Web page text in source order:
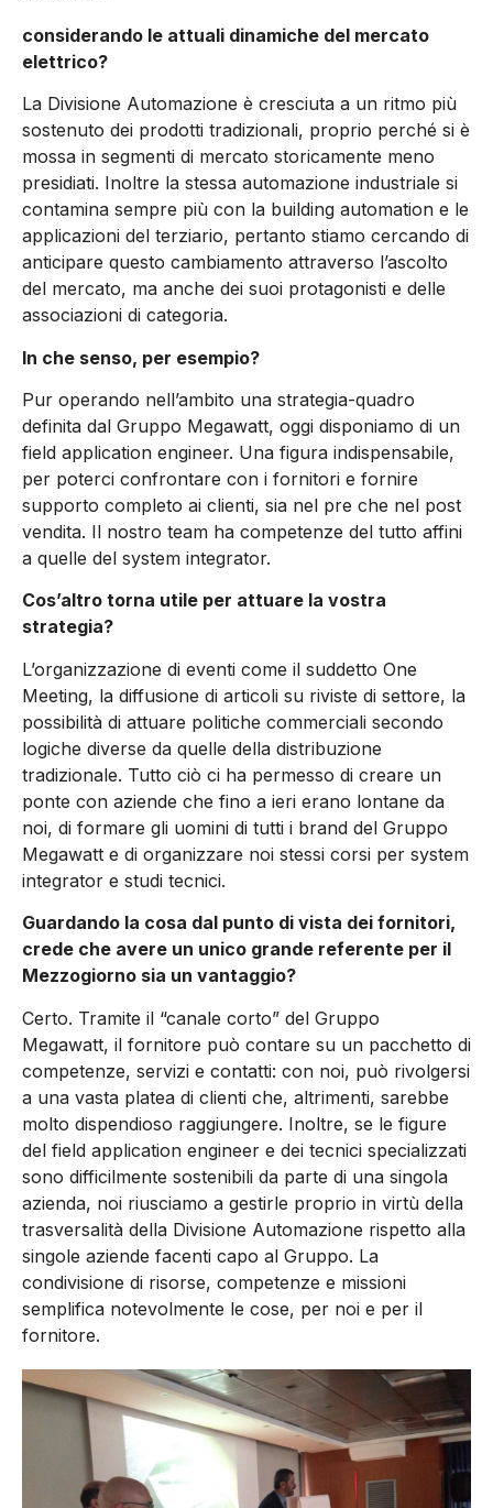
considerando le attuali dinamiche del mercato
elettrico?
La Divisione Automazione è cresciuta a un ritmo più
sostenuto dei prodotti tradizionali, proprio perché si è
mossa in segmenti di mercato storicamente meno
presidiati. Inoltre la stessa automazione industriale si
contamina sempre più con la building automation e le
applicazioni del terziario, pertanto stiamo cercando di
anticipare questo cambiamento attraverso l’ascolto
del mercato, ma anche dei suoi protagonisti e delle
associazioni di categoria.
In che senso, per esempio?
Pur operando nell’ambito una strategia-quadro
definita dal Gruppo Megawatt, oggi disponiamo di un
field application engineer. Una figura indispensabile,
per poterci confrontare con i fornitori e fornire
supporto completo ai clienti, sia nel pre che nel post
vendita. Il nostro team ha competenze del tutto affini
a quelle del system integrator.
Cos’altro torna utile per attuare la vostra
strategia?
L’organizzazione di eventi come il suddetto One
Meeting, la diffusione di articoli su riviste di settore, la
possibilità di attuare politiche commerciali secondo
logiche diverse da quelle della distribuzione
tradizionale. Tutto ciò ci ha permesso di creare un
ponte con aziende che fino a ieri erano lontane da
noi, di formare gli uomini di tutti i brand del Gruppo
Megawatt e di organizzare noi stessi corsi per system
integrator e studi tecnici.
Guardando la cosa dal punto di vista dei fornitori,
crede che avere un unico grande referente per il
Mezzogiorno sia un vantaggio?
Certo. Tramite il “canale corto” del Gruppo
Megawatt, il fornitore può contare su un pacchetto di
competenze, servizi e contatti: con noi, può rivolgersi
a una vasta platea di clienti che, altrimenti, sarebbe
molto dispendioso raggiungere. Inoltre, se le figure
del field application engineer e dei tecnici specializzati
sono difficilmente sostenibili da parte di una singola
azienda, noi riusciamo a gestirle proprio in virtù della
trasversalità della Divisione Automazione rispetto alla
singole aziende facenti capo al Gruppo. La
condivisione di risorse, competenze e missioni
semplifica notevolmente le cose, per noi e per il
fornitore.